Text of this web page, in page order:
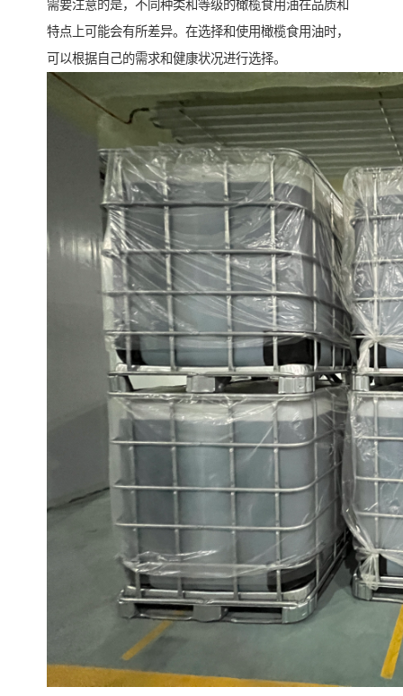
需要注意的是，不同种类和等级的橄榄食用油在品质和
特点上可能会有所差异。在选择和使用橄榄食用油时，
可以根据自己的需求和健康状况进行选择。